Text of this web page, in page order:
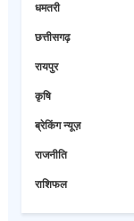
धमतरी
छत्तीसगढ़
रायपुर
कृषि
ब्रेकिंग न्यूज़
राजनीति
राशिफल